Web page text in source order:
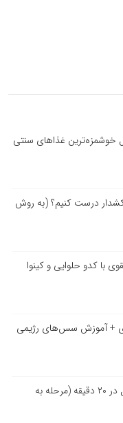
خوشمزه‌ترین غذاهای سنتی
درست کنیم؟ (به روش
با کدو حلوایی و کینوا
+ آموزش سس‌های رژیمی
طرز تهیه اسپاگتی ایتالیایی اصیل در ۲۰ دقیقه (مرحله به